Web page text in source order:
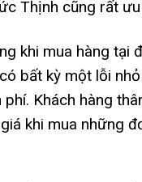
Thịnh cũng rất ưu
khi mua hàng tại
bất kỳ một lỗi
phí. Khách hàng
khi mua những